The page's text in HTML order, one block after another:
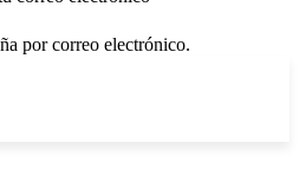
por correo electrónico.